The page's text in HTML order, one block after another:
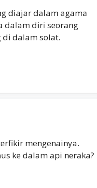
diajar dalam agama
dalam diri seorang
di dalam solat.
mengenainya.
ke dalam api neraka?